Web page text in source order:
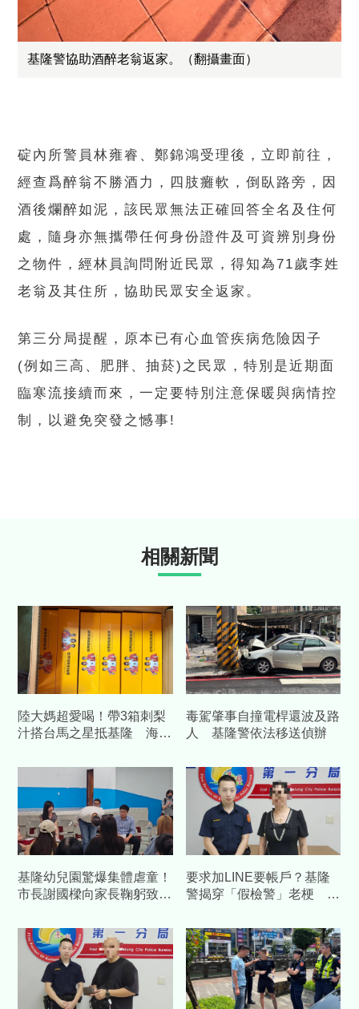
基隆警協助酒醉老翁返家。（翻攝畫面）
碇內所警員林雍睿、鄭錦鴻受理後，立即前往，
經查爲醉翁不勝酒力，四肢癱軟，倒臥路旁，因
酒後爛醉如泥，該民眾無法正確回答全名及住何
處，隨身亦無攜帶任何身份證件及可資辨別身份
之物件，經林員詢問附近民眾，得知為71歲李姓
老翁及其住所，協助民眾安全返家。
第三分局提醒，原本已有心血管疾病危險因子
(例如三高、肥胖、抽菸)之民眾，特別是近期面
臨寒流接續而來，一定要特別注意保暖與病情控
制，以避免突發之憾事!
相關新聞
陸大媽超愛喝！帶3箱刺梨
汁搭台馬之星抵基隆 海巡
毒駕肇事自撞電桿還波及路
人 基隆警依法移送偵辦
基隆幼兒園驚爆集體虐童！
市長謝國樑向家長鞠躬致
要求加LINE要帳戶？基隆
警揭穿「假檢警」老梗 助